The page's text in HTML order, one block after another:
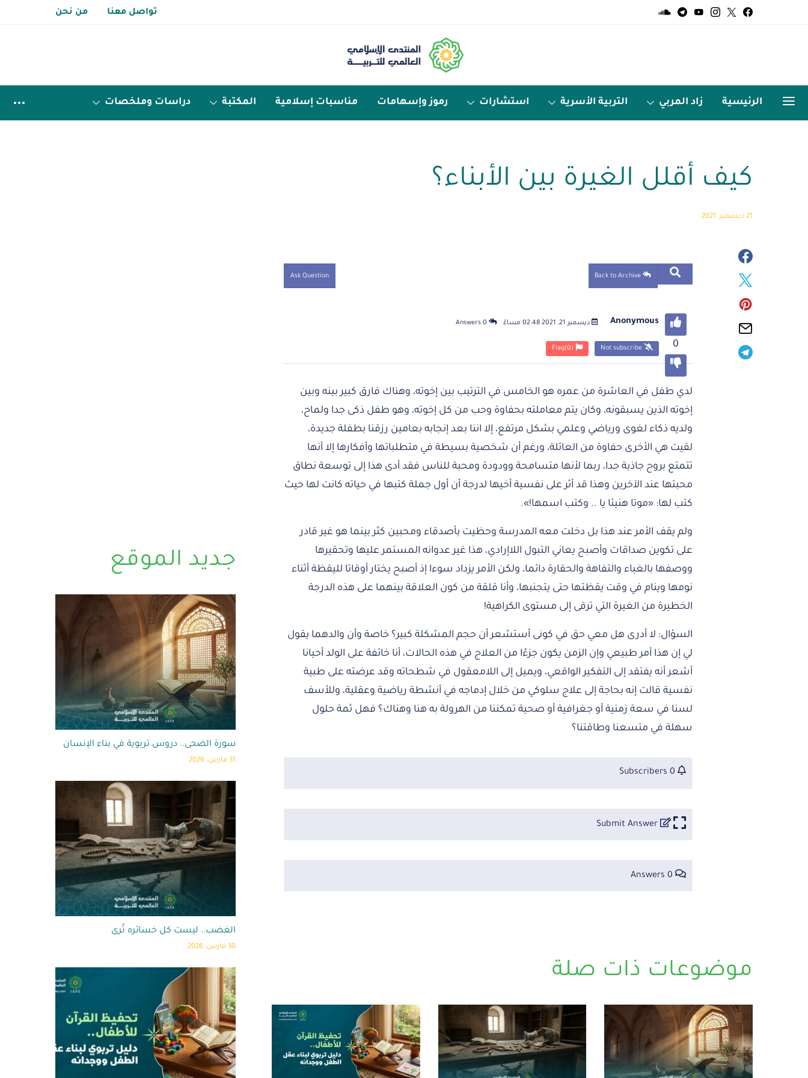
تواصل معنا من نحن
الرئيسية زاد المربي التربية الأسرية استشارات رموز وإسهامات مناسبات إسلامية المكتبة دراسات وملخصات
كيف أقلل الغيرة بين الأبناء؟
21 ديسمبر، 2021
Ask Question
0
Anonymous ديسمبر 21, 2021 02:48 مساءً
Flag(0)
لدي طفل في العاشرة من عمره هو الخامس في الترتيب بين إخوته، وهناك فارق كبير بينه وبين
إخوته الذين يسبقونه، وكان يتم معاملته بحفاوة وحب من كل إخوته، وهو طفل ذكى جدا ولماح،
ولديه ذكاء لغوى ورياضي وعلمي بشكل مرتفع، إلا اننا بعد إنجابه بعامين رزقنا بطفلة جديدة،
لقيت هي الأخرى حفاوة من العائلة، ورغم أن شخصية بسيطة في متطلباتها وأفكارها إلا أنها
تتمتع بروح جاذبة جدا، ربما لأنها متسامحة وودودة ومحبة للناس فقد أدى هذا إلى توسعة نطاق
محبتها عند الآخرين وهذا قد أثر على نفسية أخيها لدرجة أن أول جملة كتبها في حياته كانت لها حيث
كتب لها: «موتا هنيئا يا .. وكتب اسمها!».
ولم يقف الأمر عند هذا بل دخلت معه المدرسة وحظيت بأصدقاء ومحبين كثر بينما هو غير قادر
على تكوين صداقات وأصبح يعاني التبول اللاإرادي، هذا غير عدوانه المستمر عليها وتحقيرها
ووصفها بالغباء والتفاهة والحقارة دائما، ولكن الأمر يزداد سوءا إذ أصبح يختار أوقاتا لليقظة أثناء
نومها وينام في وقت يقظتها حتى يتجنبها، وأنا قلقة من كون العلاقة بينهما على هذه الدرجة
الخطيرة من الغيرة التي ترقى إلى مستوى الكراهية!
السؤال: لا أدرى هل معي حق في كونى أستشعر أن حجم المشكلة كبير؟ خاصة وأن والدهما يقول
لي إن هذا أمر طبيعي وإن الزمن يكون جزءًا من العلاج في هذه الحالات، أنا خائفة على الولد أحيانا
أشعر أنه يفتقد إلى التفكير الواقعي، ويميل إلى اللامعقول في شطحاته وقد عرضته على طبية
نفسية قالت إنه بحاجة إلى علاج سلوكي من خلال إدماجه في أنشطة رياضية وعقلية، وللأسف
لسنا في سعة زمنية أو جغرافية أو صحية تمكننا من الهرولة به هنا وهناك؟ فهل ثمة حلول
سهلة في متسعنا وطاقتنا؟
موضوعات ذات صلة
جديد الموقع
سورة الضحى.. دروس تربوية في بناء الإنسان
31 مارس، 2026
الغضب.. ليست كل خسائره تُرى
30 مارس، 2026